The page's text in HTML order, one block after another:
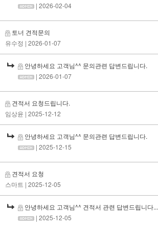
| 2026-02-04
토너 견적문의
유수정 | 2026-01-07
안녕하세요 고객님^^ 문의관련 답변드립니다.
| 2026-01-07
견적서 요청드립니다.
임상윤 | 2025-12-12
안녕하세요 고객님^^ 문의관련 답변드립니다.
| 2025-12-15
견적서 요청
스마트 | 2025-12-05
안녕하세요 고객님^^ 견적서 관련 답변드립니다...
| 2025-12-05